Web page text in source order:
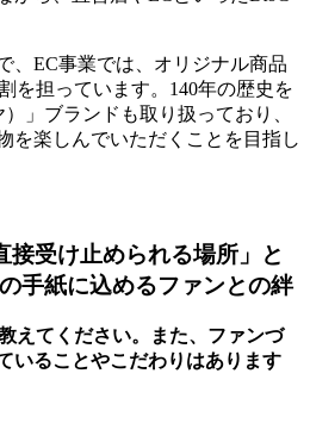
、EC事業では、オリジナル商品
を担っています。140年の歴史を
」ブランドも取り扱っており、
を楽しんでいただくことを目指し
接受け止められる場所」と
手紙に込めるファンとの絆
えてください。また、ファンづ
いることやこだわりはあります